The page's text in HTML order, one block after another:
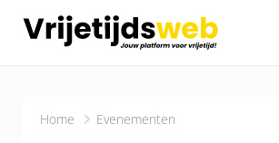
Home Evenementen